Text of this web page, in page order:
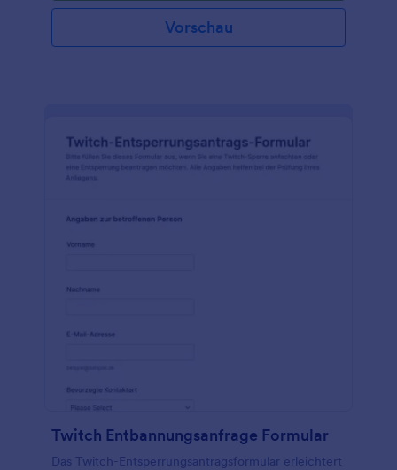
Vorschau
Twitch Entbannungsanfrage Formular
Das Twitch-Entsperrungsantragsformular erleichtert